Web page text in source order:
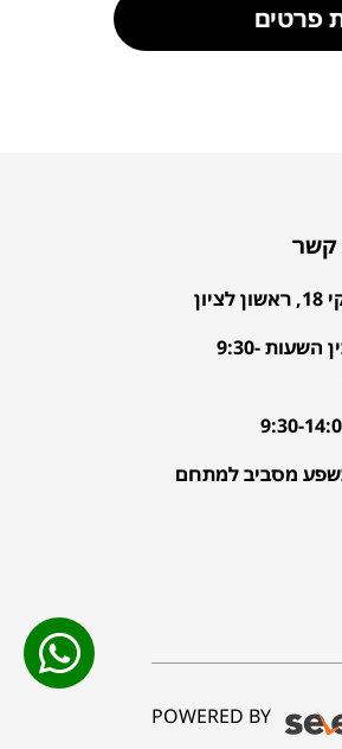
פרטים
קשר
א'-ה' בין השעות 9:30-
מסביב למתחם
POWERED BY